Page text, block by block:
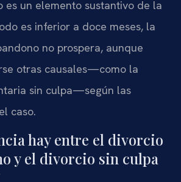
es un elemento sustantivo de la
es inferior a doce meses, la
no prospera, aunque
otras causales—como la
sin culpa—según las
caso.
hay entre el divorcio
y el divorcio sin culpa